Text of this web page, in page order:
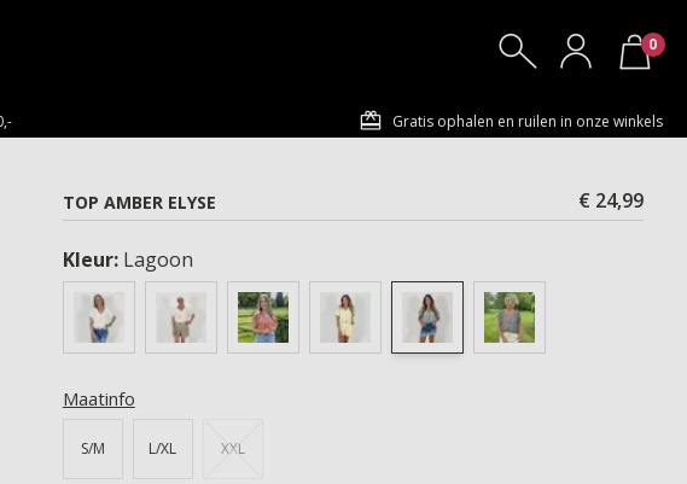
0
Gratis ophalen en ruilen in onze winkels
TOP AMBER ELYSE
€ 24,99
Kleur: Lagoon
Maatinfo
S/M L/XL XXL